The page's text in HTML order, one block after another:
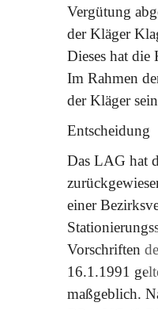
Vergütung
der Kläger
Dieses hat die
Im Rahmen
der Kläger
Entscheidung
Das LAG hat
einer
Vorschriften
16.1.1991
maßgeblich.